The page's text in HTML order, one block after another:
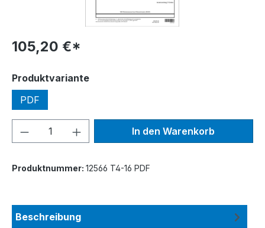
105,20 €*
Produktvarianteauswählen
PDF
Produkt Anzahl: Gib denIn den Warenkorb
Produktnummer: 12566 T4-16 PDF
Beschreibung